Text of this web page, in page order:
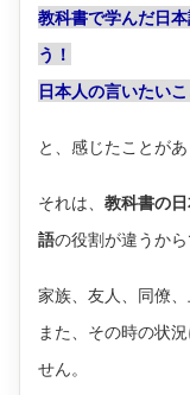
教科書で学んだ日
う！
日本人の言いたい
と、感じたことが
それは、 教科書の
語の役割が違うから
家族、友人、同僚
また、その時の状
せん。